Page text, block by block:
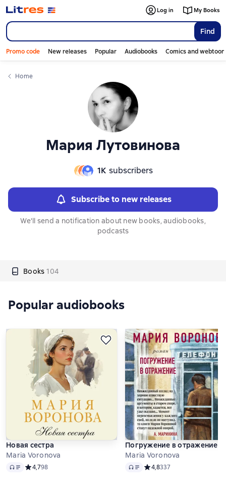
Find
Log in My Books
Promo code New releases Popular Audiobooks Comics and
Home
Мария Лутовинова
1К subscribers
Subscribe to new releases
We'll send a notification about new books, audiobooks,
podcasts
Books 104
Слайдер с книгами
Popular audiobooks
Новая сестра
Maria Voronova
Audio Средний рейтинг 4,7 на основе 98 оценок
4,798
Погружение в отражение
Maria Voronova
Audio Средний рейтинг 4,8 на
4,8337